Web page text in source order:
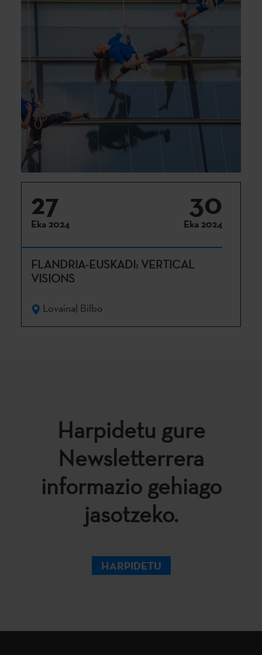
27
Eka 2024
30
Eka 2024
FLANDRIA-EUSKADI: VERTICAL
VISIONS
Lovaina| Bilbo
Harpidetu gure
Newsletterrera
informazio gehiago
jasotzeko.
HARPIDETU